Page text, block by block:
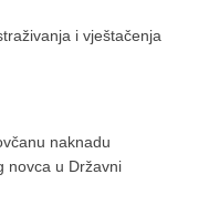
i vještačenja
naknadu
novca u Državni